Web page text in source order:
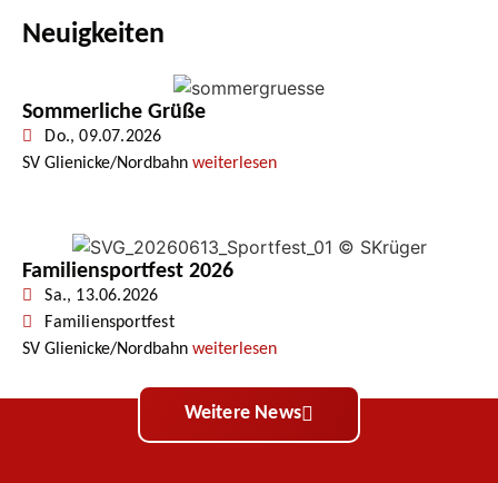
Neuigkeiten
Sommerliche Grüße
Do., 09.07.2026
SV Glienicke/Nordbahn weiterlesen
Familiensportfest 2026
Sa., 13.06.2026
Familiensportfest
SV Glienicke/Nordbahn weiterlesen
Weitere News